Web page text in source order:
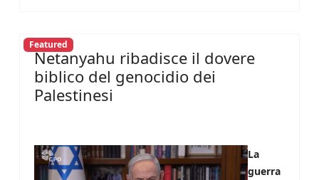
Featured
Netanyahu ribadisce il dovere
biblico del genocidio dei
Palestinesi
La
guerra